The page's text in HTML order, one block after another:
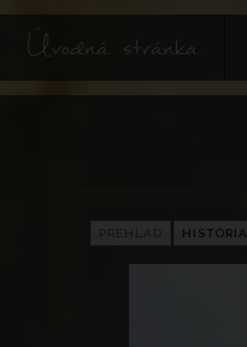
Úvodná stránka
HISTÓRIA